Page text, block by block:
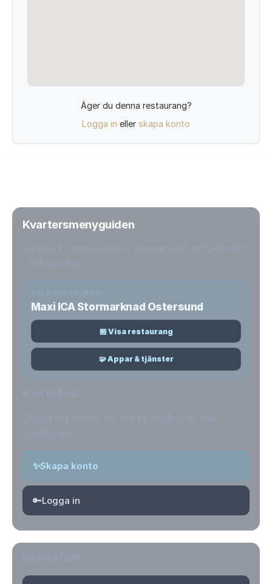
Äger du denna restaurang?
Logga in eller skapa konto
Kvartersmenyguiden
Maxi ICA Stormarknad Ostersund
🏪 Visa restaurang
🧩 Appar & tjänster
✨Skapa konto
🔑Logga in